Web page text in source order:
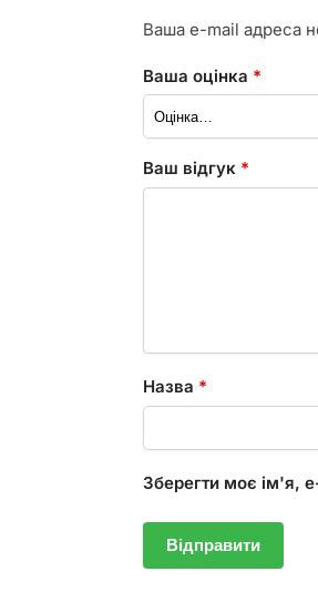
Ваша e-mail адреса
Ваша оцінка *
Ваш відгук *
Назва *
Зберегти моє ім'я,